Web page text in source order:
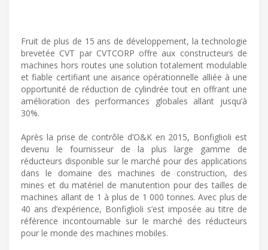
Fruit de plus de 15 ans de développement, la technologie
brevetée CVT par CVTCORP offre aux constructeurs de
machines hors routes une solution totalement modulable
et fiable certifiant une aisance opérationnelle alliée à une
opportunité de réduction de cylindrée tout en offrant une
amélioration des performances globales allant jusqu’à
30%.
Après la prise de contrôle d’O&K en 2015, Bonfiglioli est
devenu le fournisseur de la plus large gamme de
réducteurs disponible sur le marché pour des applications
dans le domaine des machines de construction, des
mines et du matériel de manutention pour des tailles de
machines allant de 1 à plus de 1 000 tonnes. Avec plus de
40 ans d’expérience, Bonfiglioli s’est imposée au titre de
référence incontournable sur le marché des réducteurs
pour le monde des machines mobiles.